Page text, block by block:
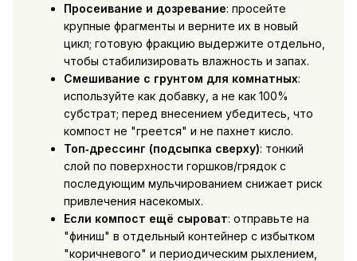
Просеивание и дозревание: просейте
крупные фрагменты и верните их в новый
цикл; готовую фракцию выдержите отдельно,
чтобы стабилизировать влажность и запах.
Смешивание с грунтом для комнатных:
используйте как добавку, а не как 100%
субстрат; перед внесением убедитесь, что
компост не "греется" и не пахнет кисло.
Топ‑дрессинг (подсыпка сверху): тонкий
слой по поверхности горшков/грядок с
последующим мульчированием снижает риск
привлечения насекомых.
Если компост ещё сыроват: отправьте на
"финиш" в отдельный контейнер с избытком
"коричневого" и периодическим рыхлением,